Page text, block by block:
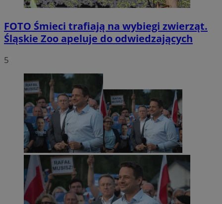
FOTO Śmieci trafiają na wybiegi zwierząt.
Śląskie Zoo apeluje do odwiedzających
5